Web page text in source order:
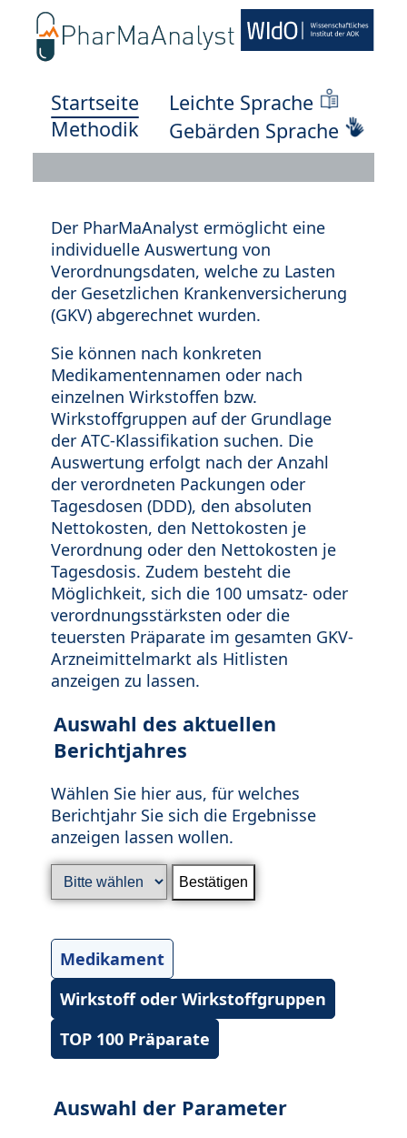
Startseite
Methodik
Leichte Sprache
Gebärden Sprache
Der PharMaAnalyst ermöglicht eine
individuelle Auswertung von
Verordnungsdaten, welche zu Lasten
der Gesetzlichen Krankenversicherung
(GKV) abgerechnet wurden.
Sie können nach konkreten
Medikamentennamen oder nach
einzelnen Wirkstoffen bzw.
Wirkstoffgruppen auf der Grundlage
der ATC-Klassifikation suchen. Die
Auswertung erfolgt nach der Anzahl
der verordneten Packungen oder
Tagesdosen (DDD), den absoluten
Nettokosten, den Nettokosten je
Verordnung oder den Nettokosten je
Tagesdosis. Zudem besteht die
Möglichkeit, sich die 100 umsatz- oder
verordnungsstärksten oder die
teuersten Präparate im gesamten GKV-
Arzneimittelmarkt als Hitlisten
anzeigen zu lassen.
Auswahl des aktuellen
Berichtjahres
Wählen Sie hier aus, für welches
Berichtjahr Sie sich die Ergebnisse
anzeigen lassen wollen.
Medikament
Wirkstoff oder Wirkstoffgruppen
TOP 100 Präparate
Auswahl der Parameter